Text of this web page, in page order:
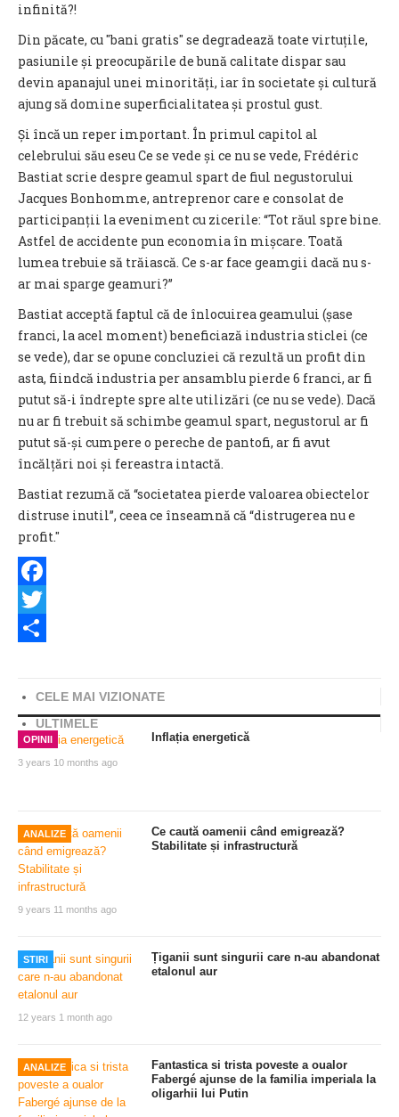
infinită?!
Din păcate, cu ″bani gratis″ se degradează toate virtuțile,
pasiunile și preocupările de bună calitate dispar sau
devin apanajul unei minorități, iar în societate și cultură
ajung să domine superficialitatea și prostul gust.
Și încă un reper important. În primul capitol al
celebrului său eseu Ce se vede și ce nu se vede, Frédéric
Bastiat scrie despre geamul spart de fiul negustorului
Jacques Bonhomme, antreprenor care e consolat de
participanții la eveniment cu zicerile: “Tot răul spre bine.
Astfel de accidente pun economia în mișcare. Toată
lumea trebuie să trăiască. Ce s-ar face geamgii dacă nu s-
ar mai sparge geamuri?”
Bastiat acceptă faptul că de înlocuirea geamului (șase
franci, la acel moment) beneficiază industria sticlei (ce
se vede), dar se opune concluziei că rezultă un profit din
asta, fiindcă industria per ansamblu pierde 6 franci, ar fi
putut să-i îndrepte spre alte utilizări (ce nu se vede). Dacă
nu ar fi trebuit să schimbe geamul spart, negustorul ar fi
putut să-și cumpere o pereche de pantofi, ar fi avut
încălțări noi și fereastra intactă.
Bastiat rezumă că “societatea pierde valoarea obiectelor
distruse inutil”, ceea ce înseamnă că “distrugerea nu e
profit."
Facebook
Twitter
CELE MAI VIZIONATE
ULTIMELE
OPINII
3 years 10 months ago
Inflația energetică
ANALIZE
9 years 11 months ago
Ce caută oamenii când emigrează?
Stabilitate și infrastructură
STIRI
12 years 1 month ago
Țiganii sunt singurii care n-au abandonat
etalonul aur
ANALIZE
Fantastica si trista poveste a oualor
Fabergé ajunse de la familia imperiala la
oligarhii lui Putin